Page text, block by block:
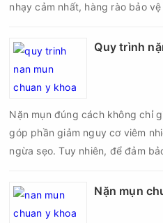
nhạy cảm nhất, hàng rào bảo
nếu chăm sóc không đúng
Quy trình
Nặn mụn đúng cách không chỉ
góp phần giảm nguy cơ viêm
ngừa sẹo. Tuy nhiên, để đảm
đủ các bước vô khuẩn và chăm
Nặn mụn